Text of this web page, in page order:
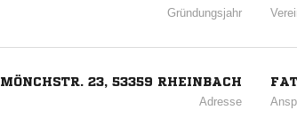
Gründungsjahr
MÖNCHSTR. 23, 53359 RHEINBACH
Adresse